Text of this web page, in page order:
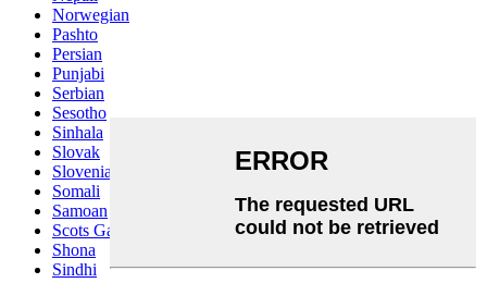
Norwegian
Pashto
Persian
Punjabi
Serbian
Sesotho
Sinhala
Slovak
Slovenian
Somali
Samoan
Scots Gaelic
Shona
Sindhi